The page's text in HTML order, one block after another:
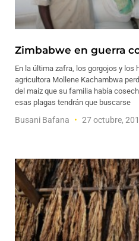
Zimbabwe en guerra
En la última zafra, los gorgojos y los
agricultora Mollene Kachambwa
del maíz que su familia había
esas plagas tendrán que buscarse
Busani Bafana 27 octubre,